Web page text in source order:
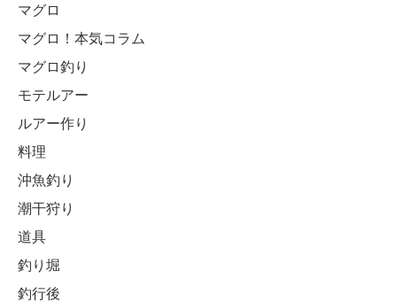
マグロ
マグロ！本気コラム
マグロ釣り
モテルアー
ルアー作り
料理
沖魚釣り
潮干狩り
道具
釣り堀
釣行後